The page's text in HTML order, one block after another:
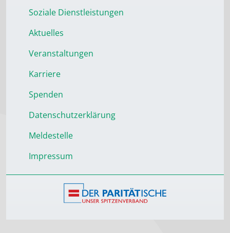
Soziale Dienstleistungen
Aktuelles
Veranstaltungen
Karriere
Spenden
Datenschutzerklärung
Meldestelle
Impressum